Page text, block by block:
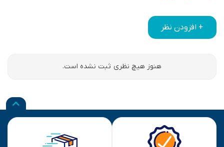
+ افزودن نظر
هنوز هیچ نظری ثبت نشده است.